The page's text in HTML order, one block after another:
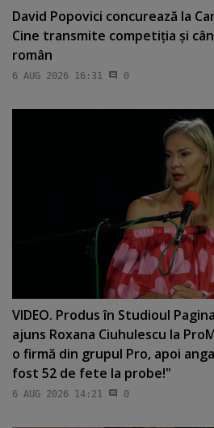
David Popovici concurează la
Cine transmite competiţia şi
român
6 AUG 2026 16:31 0
VIDEO. Produs în Studioul
ajuns Roxana Ciuhulescu la
o firmă din grupul Pro, apoi
fost 52 de fete la probe!"
6 AUG 2026 14:21 0